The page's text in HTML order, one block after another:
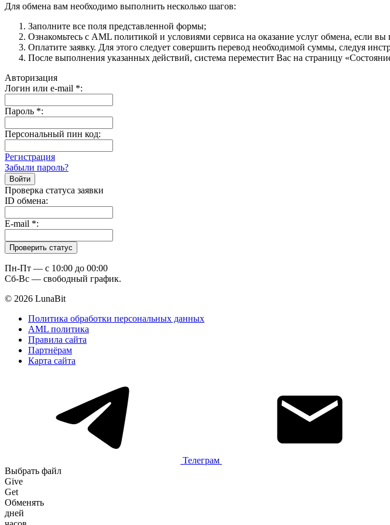
Для обмена вам необходимо выполнить несколько шагов:
Заполните все поля представленной формы;
Ознакомьтесь с AML политикой и условиями сервиса на оказание услуг обмена, если
Оплатите заявку. Для этого следует совершить перевод необходимой суммы, следуя
После выполнения указанных действий, система переместит Вас на страницу
Авторизация
Логин или e-mail *:
Пароль *:
Персональный пин код:
Регистрация
Забыли пароль?
Проверка статуса заявки
ID обмена:
E-mail *:
Пн-Пт — c 10:00 до 00:00
Сб-Вс — свободный график.
© 2026 LunaBit
Политика обработки персональных данных
AML политика
Правила сайта
Партнёрам
Карта сайта
Телеграм
Выбрать файл
Give
Get
Обменять
дней